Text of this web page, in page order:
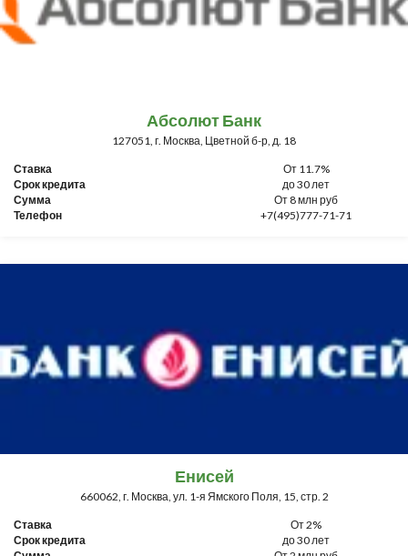
Абсолют Банк
127051, г. Москва, Цветной б-р, д. 18
Ставка
От 11.7%
Срок кредита
до 30 лет
Сумма
От 8 млн руб
Телефон
+7(495)777-71-71
Енисей
660062, г. Москва, ул. 1-я Ямского Поля, 15, стр. 2
Ставка
От 2%
Срок кредита
до 30 лет